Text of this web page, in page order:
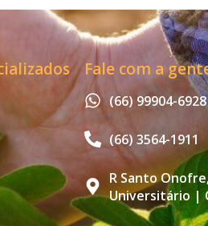
Fale com a
(66) 99904-6928
(66) 3564-1911
R Santo
Universitário |